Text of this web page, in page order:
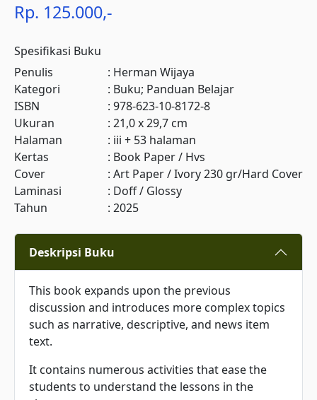
Rp. 125.000,-
Spesifikasi Buku
Penulis
: Herman Wijaya
Kategori
: Buku; Panduan Belajar
ISBN
: 978-623-10-8172-8
Ukuran
: 21,0 x 29,7 cm
Halaman
: iii + 53 halaman
Kertas
: Book Paper / Hvs
Cover
: Art Paper / Ivory 230 gr/Hard Cover
Laminasi
: Doff / Glossy
Tahun
: 2025
Deskripsi Buku
This book expands upon the previous
discussion and introduces more complex topics
such as narrative, descriptive, and news item
text.
It contains numerous activities that ease the
students to understand the lessons in the